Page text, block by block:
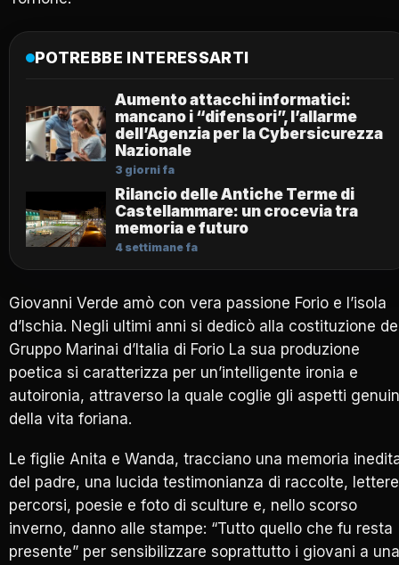
POTREBBE INTERESSARTI
Aumento attacchi informatici:
mancano i “difensori”, l’allarme
dell’Agenzia per la Cybersicurezza
Nazionale
3 giorni fa
Rilancio delle Antiche Terme di
Castellammare: un crocevia tra
memoria e futuro
4 settimane fa
Giovanni Verde amò con vera passione Forio e l’isola
d’Ischia. Negli ultimi anni si dedicò alla costituzione
Gruppo Marinai d’Italia di Forio La sua produzione
poetica si caratterizza per un’intelligente ironia e
autoironia, attraverso la quale coglie gli aspetti
della vita foriana.
Le figlie Anita e Wanda, tracciano una memoria
del padre, una lucida testimonianza di raccolte,
percorsi, poesie e foto di sculture e, nello scorso
inverno, danno alle stampe: “Tutto quello che fu resta
presente” per sensibilizzare soprattutto i giovani a una